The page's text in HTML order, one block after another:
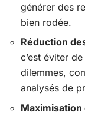
générer des
bien rodée.
Réduction
c’est éviter
dilemmes,
analysés de
Maximisation